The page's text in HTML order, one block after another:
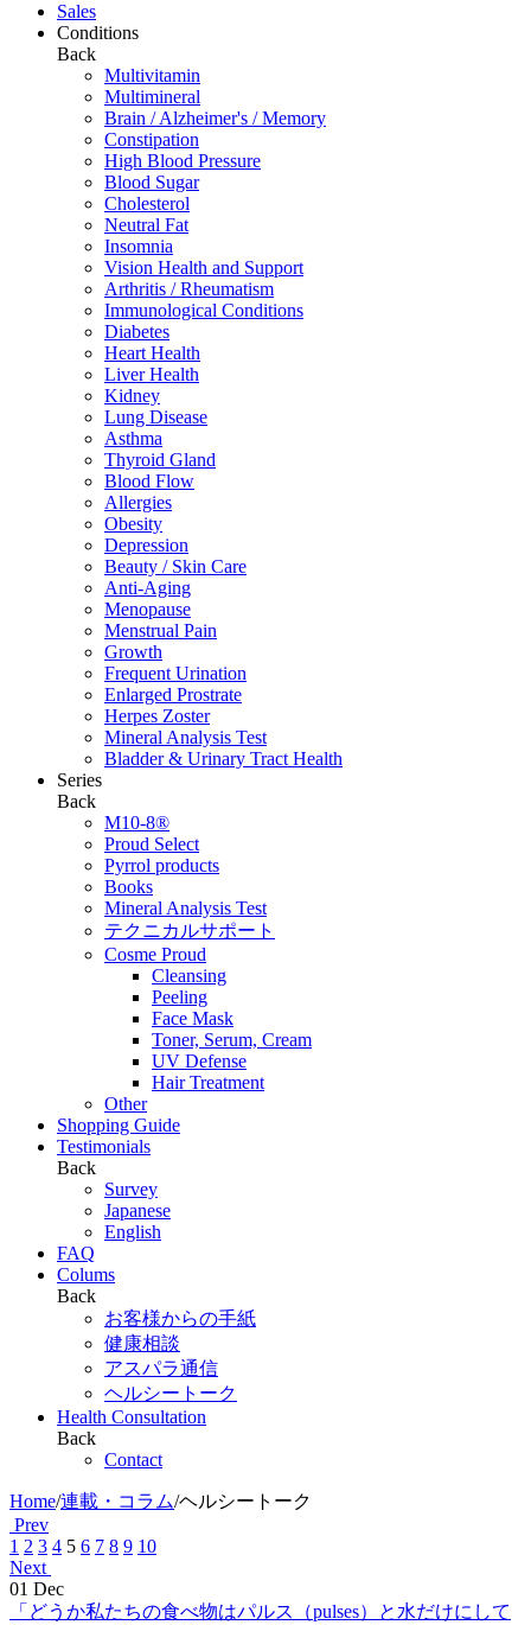
Sales
Conditions
Back
Multivitamin
Multimineral
Brain / Alzheimer's / Memory
Constipation
High Blood Pressure
Blood Sugar
Cholesterol
Neutral Fat
Insomnia
Vision Health and Support
Arthritis / Rheumatism
Immunological Conditions
Diabetes
Heart Health
Liver Health
Kidney
Lung Disease
Asthma
Thyroid Gland
Blood Flow
Allergies
Obesity
Depression
Beauty / Skin Care
Anti-Aging
Menopause
Menstrual Pain
Growth
Frequent Urination
Enlarged Prostrate
Herpes Zoster
Mineral Analysis Test
Bladder & Urinary Tract Health
Series
Back
M10-8®
Proud Select
Pyrrol products
Books
Mineral Analysis Test
テクニカルサポート
Cosme Proud
Cleansing
Peeling
Face Mask
Toner, Serum, Cream
UV Defense
Hair Treatment
Other
Shopping Guide
Testimonials
Back
Survey
Japanese
English
FAQ
Colums
Back
お客様からの手紙
健康相談
アスパラ通信
ヘルシートーク
Health Consultation
Back
Contact
Home/連載・コラム/ヘルシートーク
Prev
1 2 3 4 5 6 7 8 9 10
Next
01 Dec
「どうか私たちの食べ物はパルス（pulses）と水だけにして